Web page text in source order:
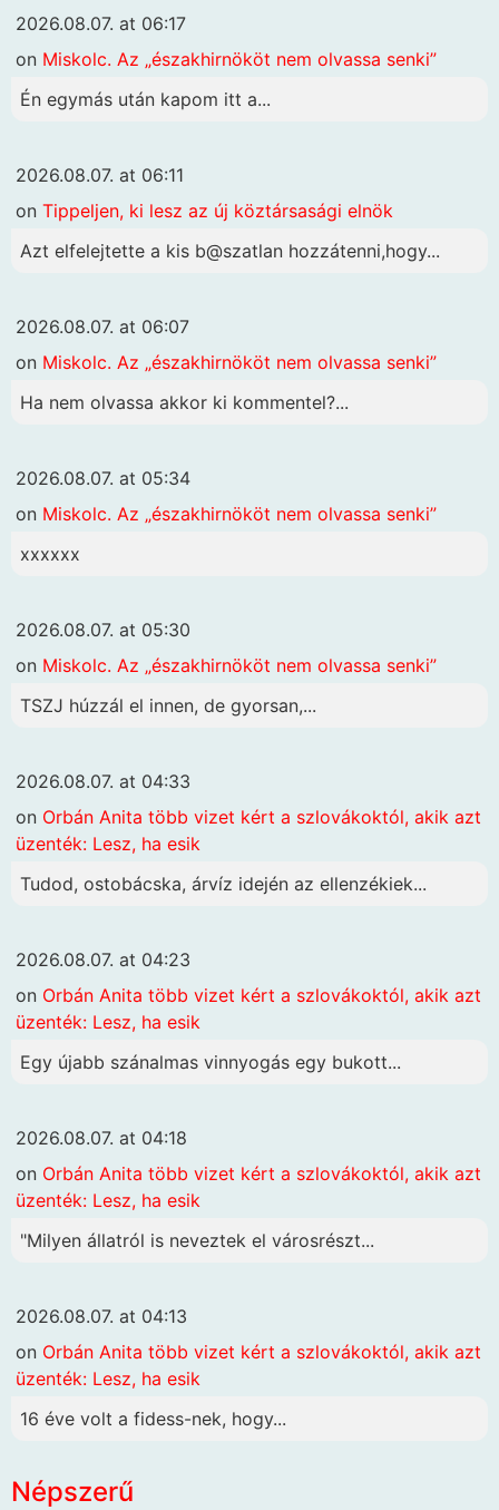
2026.08.07. at 06:17
on Miskolc. Az „északhirnököt nem olvassa senki”
Én egymás után kapom itt a...
2026.08.07. at 06:11
on Tippeljen, ki lesz az új köztársasági elnök
Azt elfelejtette a kis b@szatlan hozzátenni,hogy...
2026.08.07. at 06:07
on Miskolc. Az „északhirnököt nem olvassa senki”
Ha nem olvassa akkor ki kommentel?...
2026.08.07. at 05:34
on Miskolc. Az „északhirnököt nem olvassa senki”
xxxxxx
2026.08.07. at 05:30
on Miskolc. Az „északhirnököt nem olvassa senki”
TSZJ húzzál el innen, de gyorsan,...
2026.08.07. at 04:33
on Orbán Anita több vizet kért a szlovákoktól, akik azt
üzenték: Lesz, ha esik
Tudod, ostobácska, árvíz idején az ellenzékiek...
2026.08.07. at 04:23
on Orbán Anita több vizet kért a szlovákoktól, akik azt
üzenték: Lesz, ha esik
Egy újabb szánalmas vinnyogás egy bukott...
2026.08.07. at 04:18
on Orbán Anita több vizet kért a szlovákoktól, akik azt
üzenték: Lesz, ha esik
"Milyen állatról is neveztek el városrészt...
2026.08.07. at 04:13
on Orbán Anita több vizet kért a szlovákoktól, akik azt
üzenték: Lesz, ha esik
16 éve volt a fidess-nek, hogy...
Népszerű